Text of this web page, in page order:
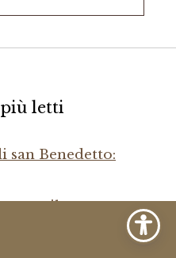
letti
san Benedetto:
e il corvo
L’IA di Anthropic: